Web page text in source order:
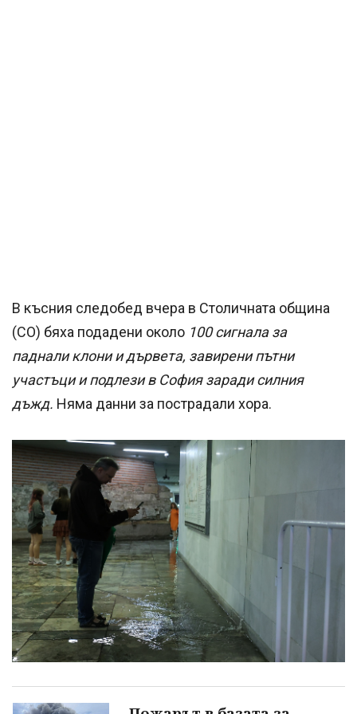
В късния следобед вчера в Столичната община
(СО) бяха подадени около 100 сигнала за
паднали клони и дървета, завирени пътни
участъци и подлези в София заради силния
дъжд. Няма данни за пострадали хора.